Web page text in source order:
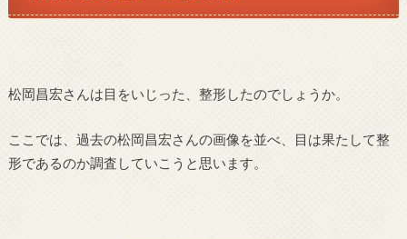
松岡昌宏さんは目をいじった、整形したのでしょうか。
ここでは、過去の松岡昌宏さんの画像を並べ、目は果たして整
形であるのか調査していこうと思います。